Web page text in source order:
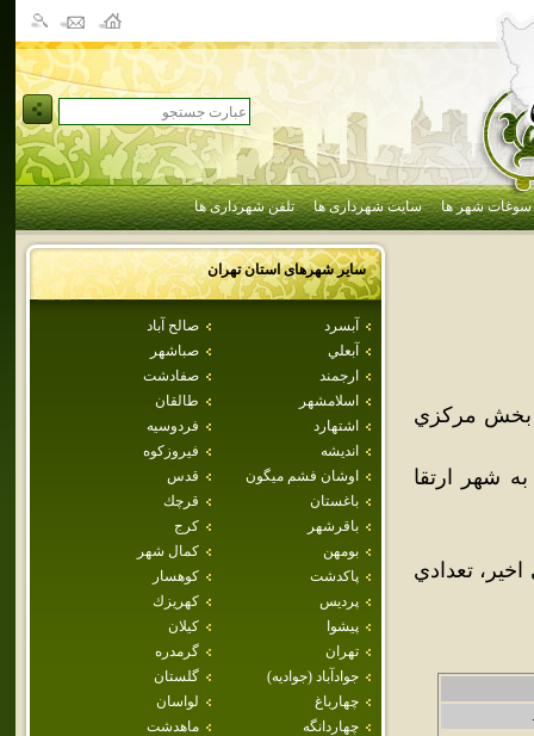
سوغات شهر ها سایت شهرداری ها تلفن شهرداری ها
سایر شهرهای استانتهران
آبسرد
صالح آباد
آبعلي
صباشهر
ارجمند
صفادشت
اسلامشهر
طالقان
اشتهارد
فردوسيه
انديشه
فيروزكوه
اوشان فشم ميگون
قدس
باغستان
قرچك
باقرشهر
كرج
بومهن
كمال شهر
پاكدشت
كوهسار
پرديس
كهريزك
پيشوا
كيلان
تهران
گرمدره
جوادآباد (جواديه)
گلستان
چهارباغ
لواسان
چهاردانگه
ماهدشت
بخش مرکزي
کشوري به شهر ارتقا
تعدادي